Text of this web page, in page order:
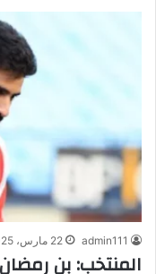
admin111 22 مارس، 2025
المنتخب: بن